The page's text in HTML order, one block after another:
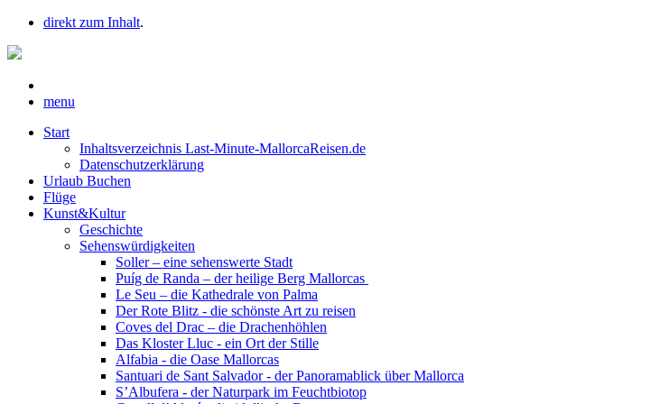
direkt zum Inhalt.
menu
Start
Inhaltsverzeichnis Last-Minute-MallorcaReisen.de
Datenschutzerklärung
Urlaub Buchen
Flüge
Kunst&Kultur
Geschichte
Sehenswürdigkeiten
Soller – eine sehenswerte Stadt
Puíg de Randa – der heilige Berg Mallorcas
Le Seu – die Kathedrale von Palma
Der Rote Blitz - die schönste Art zu reisen
Coves del Drac – die Drachenhöhlen
Das Kloster Lluc - ein Ort der Stille
Alfabia - die Oase Mallorcas
Santuari de Sant Salvador - der Panoramablick über Mallorca
S’Albufera - der Naturpark im Feuchtbiotop